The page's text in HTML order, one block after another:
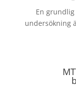
En
undersökning